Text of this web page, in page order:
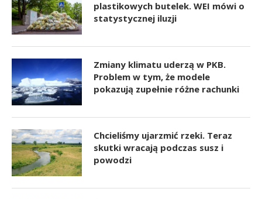
plastikowych butelek. WEI mówi o
statystycznej iluzji
Zmiany klimatu uderzą w PKB.
Problem w tym, że modele
pokazują zupełnie różne rachunki
Chcieliśmy ujarzmić rzeki. Teraz
skutki wracają podczas susz i
powodzi